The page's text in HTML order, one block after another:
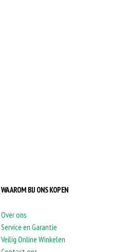
WAAROM BIJ ONS KOPEN
Over ons
Service en Garantie
Veilig Online Winkelen